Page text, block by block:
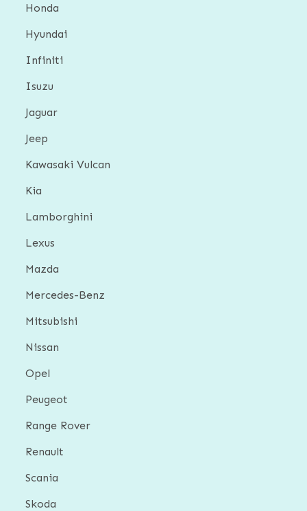
Honda
Hyundai
Infiniti
Isuzu
Jaguar
Jeep
Kawasaki Vulcan
Kia
Lamborghini
Lexus
Mazda
Mercedes-Benz
Mitsubishi
Nissan
Opel
Peugeot
Range Rover
Renault
Scania
Skoda